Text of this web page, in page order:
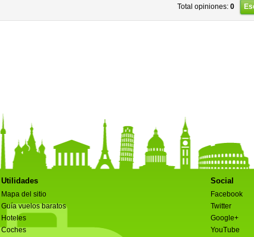
Total opiniones: 0
Utilidades
Mapa del sitio
Guía vuelos baratos
Hoteles
Coches
Social
Facebook
Twitter
Google+
YouTube